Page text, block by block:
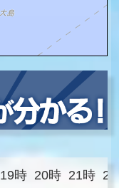
19時 20時 21時